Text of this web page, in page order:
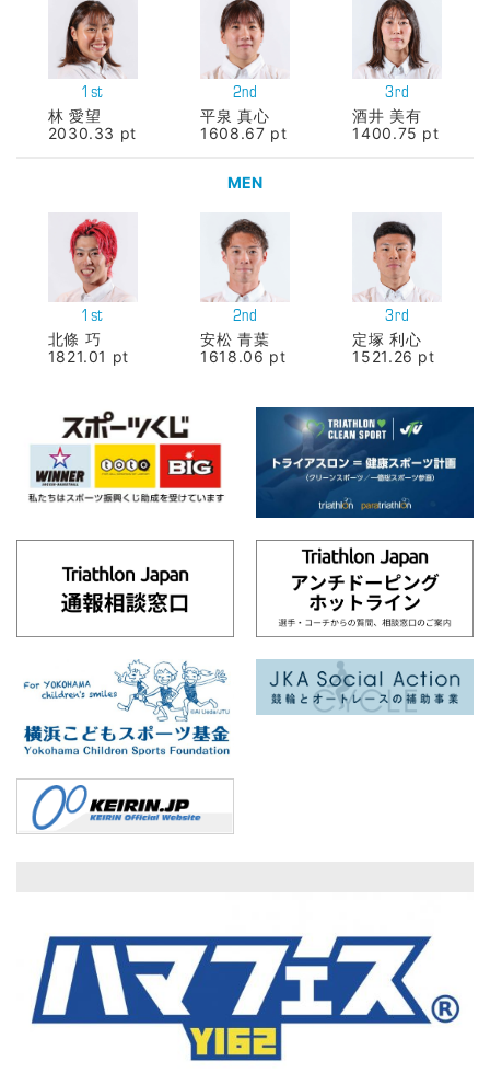
1st
林 愛望
2030.33 pt
2nd
平泉 真心
1608.67 pt
3rd
酒井 美有
1400.75 pt
MEN
1st
北條 巧
1821.01 pt
2nd
安松 青葉
1618.06 pt
3rd
定塚 利心
1521.26 pt